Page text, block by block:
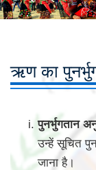
ऋण का
पुनर्भुगतान
उन्हें सूचित
जाना है।